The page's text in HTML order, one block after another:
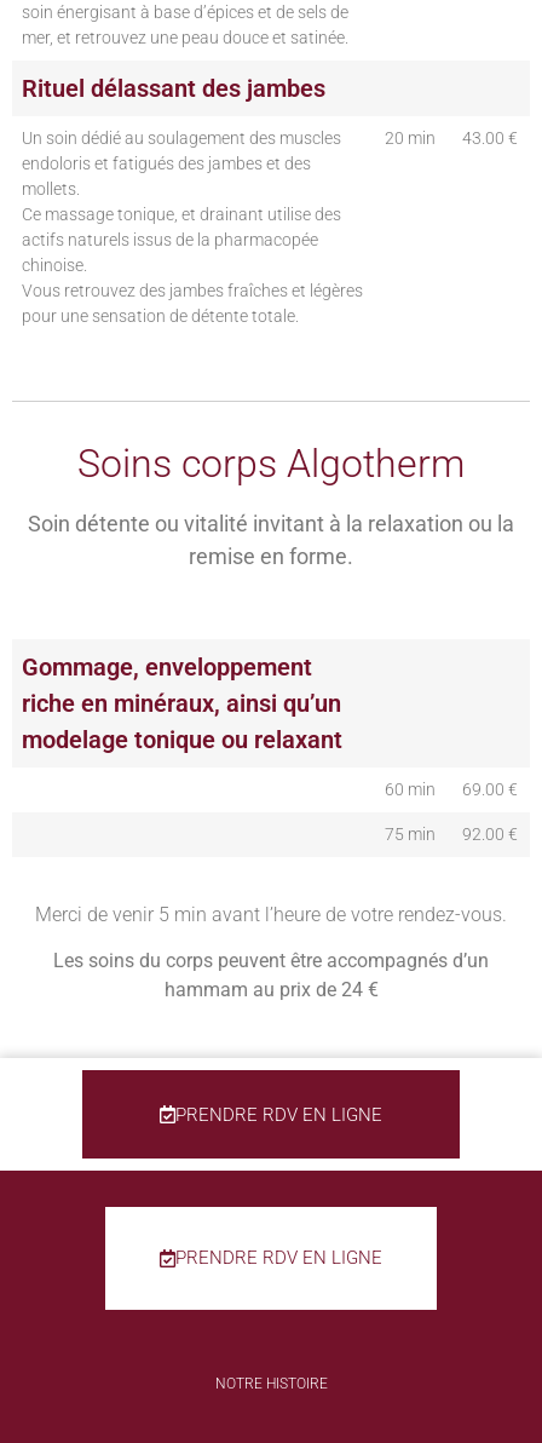
soin énergisant à base d’épices et de sels de
mer, et retrouvez une peau douce et satinée.
Rituel délassant des jambes
Un soin dédié au soulagement des muscles
endoloris et fatigués des jambes et des
mollets.
Ce massage tonique, et drainant utilise des
actifs naturels issus de la pharmacopée
chinoise.
Vous retrouvez des jambes fraîches et légères
pour une sensation de détente totale.
20 min 43.00 €
Soins corps Algotherm
Soin détente ou vitalité invitant à la relaxation ou la
remise en forme.
Gommage, enveloppement
riche en minéraux, ainsi qu’un
modelage tonique ou relaxant
60 min 69.00 €
75 min 92.00 €
Merci de venir 5 min avant l’heure de votre rendez-vous.
Les soins du corps peuvent être accompagnés d’un
hammam au prix de 24 €
PRENDRE RDV EN LIGNE
PRENDRE RDV EN LIGNE
NOTRE HISTOIRE